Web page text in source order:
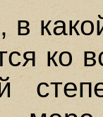
ко